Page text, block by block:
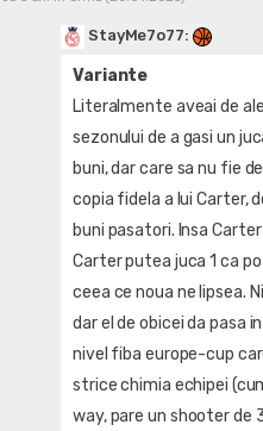
StayMe7o77:
Variante
Literalmente aveai de
sezonului de a gasi un
buni, dar care sa nu fie
copia fidela a lui Carter,
buni pasatori. Insa
Carter putea juca 1 ca
ceea ce noua ne lipsea.
dar el de obicei da pasa
nivel fiba europe-cup
strice chimia echipei
way, pare un shooter de